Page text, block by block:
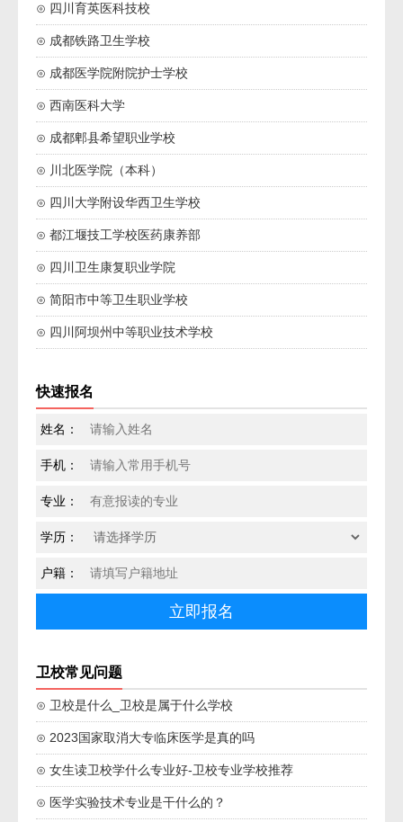
⊙ 四川育英医科技校
⊙ 成都铁路卫生学校
⊙ 成都医学院附院护士学校
⊙ 西南医科大学
⊙ 成都郫县希望职业学校
⊙ 川北医学院（本科）
⊙ 四川大学附设华西卫生学校
⊙ 都江堰技工学校医药康养部
⊙ 四川卫生康复职业学院
⊙ 简阳市中等卫生职业学校
⊙ 四川阿坝州中等职业技术学校
快速报名
姓名：
手机：
专业：
学历：
户籍：
卫校常见问题
⊙ 卫校是什么_卫校是属于什么学校
⊙ 2023国家取消大专临床医学是真的吗
⊙ 女生读卫校学什么专业好-卫校专业学校推荐
⊙ 医学实验技术专业是干什么的？